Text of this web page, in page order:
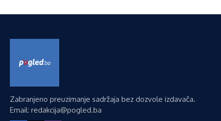
Zabranjeno preuzimanje sadržaja bez dozvole izdavača.
Email: redakcija@pogled.ba